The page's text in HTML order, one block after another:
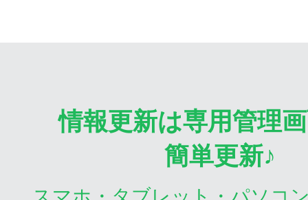
情報更新は専用管理
簡単更新♪